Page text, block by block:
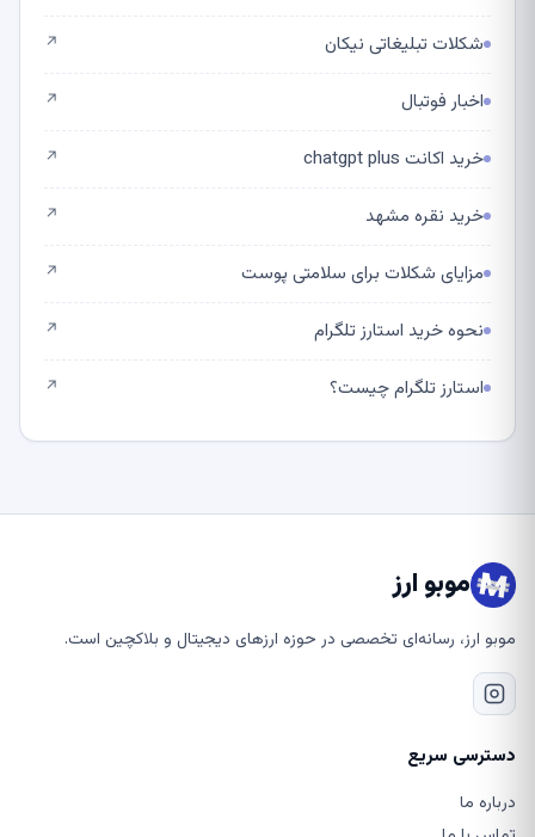
شکلات تبلیغاتی نیکان ↗
اخبار فوتبال ↗
خرید اکانت chatgpt plus ↗
خرید نقره مشهد ↗
مزایای شکلات برای سلامتی پوست ↗
نحوه خرید استارز تلگرام ↗
استارز تلگرام چیست؟ ↗
موبو ارز
موبو ارز، رسانه‌ای تخصصی در حوزه ارزهای دیجیتال و بلاکچین است.
دسترسی سریع
درباره ما